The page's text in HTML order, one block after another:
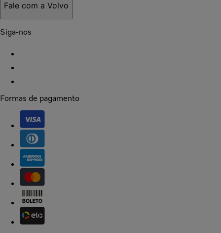
Fale com a Volvo
Siga-nos
Formas de pagamento